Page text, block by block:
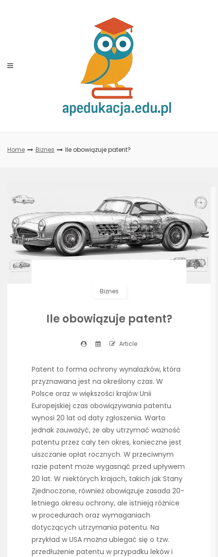
Home Biznes Ile obowiązuje patent?
Biznes
Ile obowiązuje patent?
Article
Patent to forma ochrony wynalazków, która
przyznawana jest na określony czas. W
Polsce oraz w większości krajów Unii
Europejskiej czas obowiązywania patentu
wynosi 20 lat od daty zgłoszenia. Warto
jednak zauważyć, że aby utrzymać ważność
patentu przez cały ten okres, konieczne jest
uiszczanie opłat rocznych. W przeciwnym
razie patent może wygasnąć przed upływem
20 lat. W niektórych krajach, takich jak Stany
Zjednoczone, również obowiązuje zasada 20-
letniego okresu ochrony, ale istnieją różnice
w procedurach oraz wymaganiach
dotyczących utrzymania patentu. Na
przykład w USA można ubiegać się o tzw.
przedłużenie patentu w przypadku leków i